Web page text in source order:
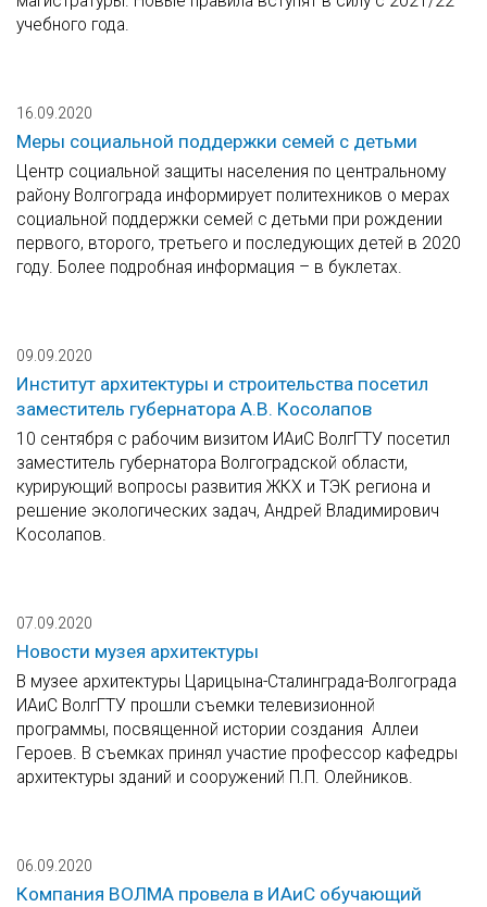
учебного года.
16.09.2020
Меры социальной поддержки семей с детьми
Центр социальной защиты населения по центральному
району Волгограда информирует политехников о мерах
социальной поддержки семей с детьми при рождении
первого, второго, третьего и последующих детей в 2020
году. Более подробная информация – в буклетах.
09.09.2020
Институт архитектуры и строительства посетил
заместитель губернатора А.В. Косолапов
10 сентября с рабочим визитом ИАиС ВолгГТУ посетил
заместитель губернатора Волгоградской области,
курирующий вопросы развития ЖКХ и ТЭК региона и
решение экологических задач, Андрей Владимирович
Косолапов.
07.09.2020
Новости музея архитектуры
В музее архитектуры Царицына-Сталинграда-Волгограда
ИАиС ВолгГТУ прошли съемки телевизионной
программы, посвященной истории создания Аллеи
Героев. В съемках принял участие профессор кафедры
архитектуры зданий и сооружений П.П. Олейников.
06.09.2020
Компания ВОЛМА провела в ИАиС обучающий